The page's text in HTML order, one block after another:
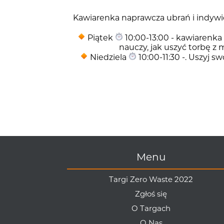
Kawiarenka naprawcza ubrań i
Piątek
10:00-13:00 -
nauczy, jak uszyć torbę z
Niedziela
10:00-11:30 -. Uszyj
Menu
Targi Zero Waste 2022
Zgłoś się
O Targach